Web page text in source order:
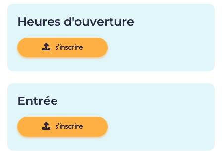
Heures d'ouverture
s'inscrire
Entrée
s'inscrire